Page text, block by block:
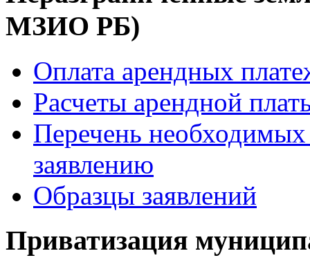
МЗИО РБ)
Оплата арендных
Расчеты арендной
Перечень
заявлению
Образцы заявлений
Приватизация